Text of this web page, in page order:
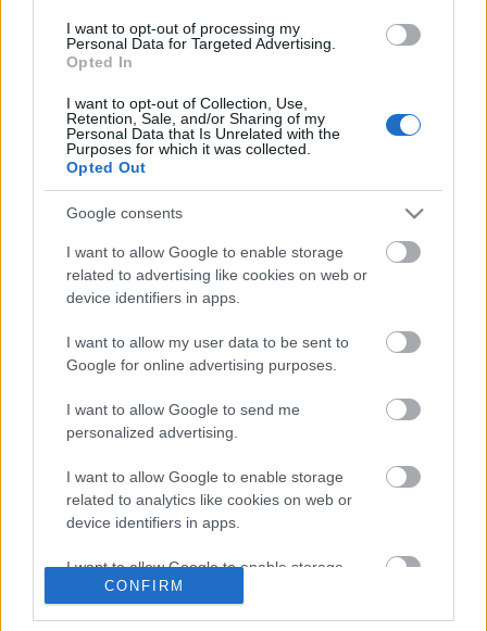
I want to opt-out of processing my
Personal Data for Targeted Advertising.
Opted In
I want to opt-out of Collection, Use,
Retention, Sale, and/or Sharing of my
Personal Data that Is Unrelated with the
Purposes for which it was collected.
Opted Out
Google consents
I want to allow Google to enable storage
related to advertising like cookies on web or
device identifiers in apps.
I want to allow my user data to be sent to
Google for online advertising purposes.
I want to allow Google to send me
personalized advertising.
I want to allow Google to enable storage
related to analytics like cookies on web or
device identifiers in apps.
I want to allow Google to enable storage
related to functionality of the website or app.
CONFIRM
Ajánlott bejegyzések:
visszavételére
(MSZP)
Rektor Úr, van még itt egy-két szobor,
Rejtélyes bohóc Gyurcsány oldalán